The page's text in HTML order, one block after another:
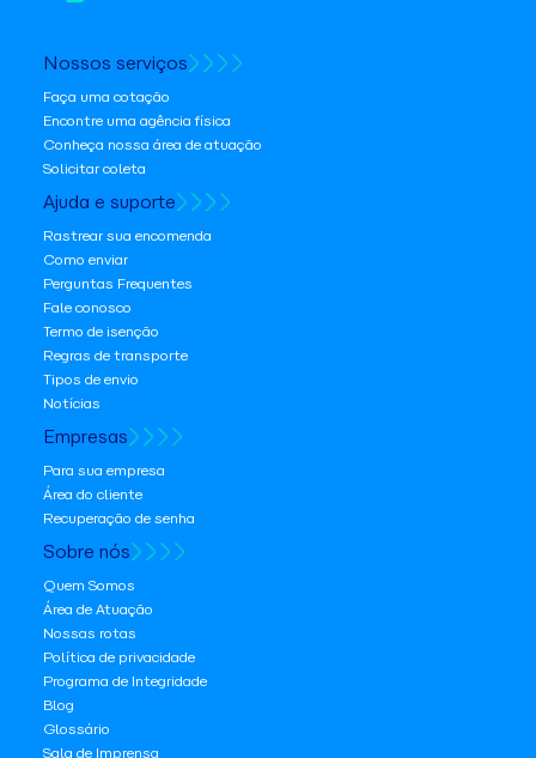
Nossos serviços
Faça uma cotação
Encontre uma agência física
Conheça nossa área de atuação
Solicitar coleta
Ajuda e suporte
Rastrear sua encomenda
Como enviar
Perguntas Frequentes
Fale conosco
Termo de isenção
Regras de transporte
Tipos de envio
Notícias
Empresas
Para sua empresa
Área do cliente
Recuperação de senha
Sobre nós
Quem Somos
Área de Atuação
Nossas rotas
Política de privacidade
Programa de Integridade
Blog
Glossário
Sala de Imprensa